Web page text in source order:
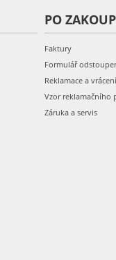
PO
Faktury
Formulář
Reklamace a
Vzor reklamačního
Záruka a servis